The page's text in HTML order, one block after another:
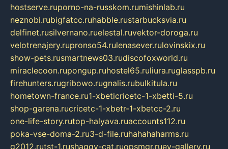
hostserve.ruporno-na-russkom.rumishinlab.ru
neznobi.rubigfatcc.ruhabble.rustarbucksvia.ru
delfinet.rusilvernano.ruelestal.ruvektor-doroga.ru
velotrenajery.rupronso54.rulenasever.rulovinskix.ru
show-pets.rusmartnews03.rudiscofoxworld.ru
miraclecoon.rupongup.ruhostel65.ruliura.ruglasspb.ru
firehunters.rugribowo.rugnalis.rubulkitula.ru
hometown-france.ru1-xbeticricetc-1-xbetti-5.ru
shop-garena.rucricetc-1-xbetr-1-xbetcc-2.ru
one-life-story.rutop-halyava.ruaccounts112.ru
poka-vse-doma-2.ru3-d-file.ruhahahaharms.ru
g2012.rutst-1.rushaggy-cat.ruopsmgr.ruev-gallery.ru